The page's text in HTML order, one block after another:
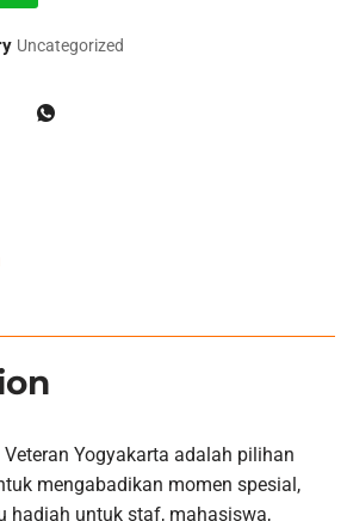
Uncategorized
Veteran Yogyakarta adalah pilihan
mengabadikan momen spesial,
hadiah untuk staf, mahasiswa,